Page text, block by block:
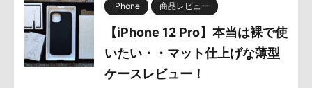
iPhone 商品レビュー
【iPhone 12 Pro】本当は裸で使
いたい・・マット仕上げな薄型
ケースレビュー！